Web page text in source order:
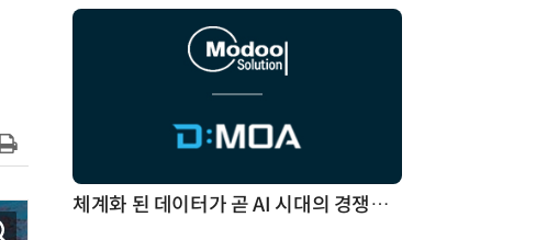
AI 시대의 옵저버빌리티: GPU·LLM 모니터링부터 AI 기반 장애 대응까지 체계화 된 데이터가 곧 AI 시대의 경쟁력이다